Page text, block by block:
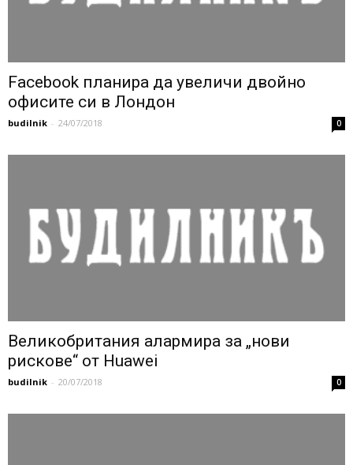
Facebook планира да увеличи двойно
офисите си в Лондон
budilnik - 24/07/2018 0
Великобритания алармира за „нови
рискове“ от Huawei
budilnik - 20/07/2018 0